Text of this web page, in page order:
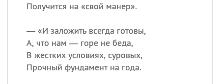
Получится на «свой манер».
— «И заложить всегда готовы,
А, что нам — горе не беда,
В жестких условиях, суровых,
Прочный фундамент на года.